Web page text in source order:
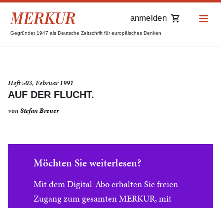
Gegründet 1947 als Deutsche Zeitschrift für europäisches Denken
anmelden
Heft 503, Februar 1991
AUF DER FLUCHT.
vonStefan Breuer
Möchten Sie weiterlesen?
Mit dem Digital-Abo erhalten Sie freien
Zugang zum gesamten MERKUR, mit